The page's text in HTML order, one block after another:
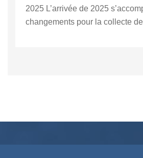
2025 L’arrivée de 2025
changements pour la collecte